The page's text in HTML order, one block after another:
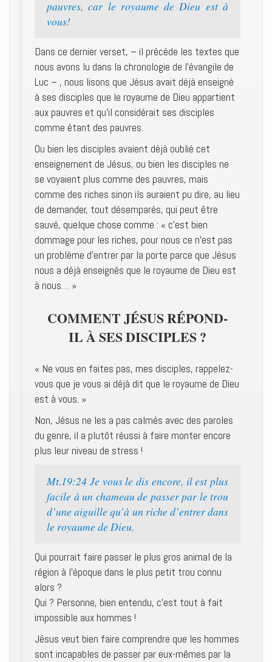
pauvres, car le royaume de Dieu est à
vous!
Dans ce dernier verset, – il précéde les textes que
nous avons lu dans la chronologie de l’évangile de
Luc – , nous lisons que Jésus avait déjà enseigné
à ses disciples que le royaume de Dieu appartient
aux pauvres et qu’il considérait ses disciples
comme étant des pauvres.
Ou bien les disciples avaient déjà oublié cet
enseignement de Jésus, ou bien les disciples ne
se voyaient plus comme des pauvres, mais
comme des riches sinon ils auraient pu dire, au lieu
de demander, tout désemparés, qui peut être
sauvé, quelque chose comme : « c’est bien
dommage pour les riches, pour nous ce n’est pas
un problème d’entrer par la porte parce que Jésus
nous a déjà enseignés que le royaume de Dieu est
à nous… »
COMMENT JÉSUS RÉPOND-
IL À SES DISCIPLES ?
« Ne vous en faites pas, mes disciples, rappelez-
vous que je vous ai déjà dit que le royaume de Dieu
est à vous. »
Non, Jésus ne les a pas calmés avec des paroles
du genre, il a plutôt réussi à faire monter encore
plus leur niveau de stress !
Mt.19:24 Je vous le dis encore, il est plus
facile à un chameau de passer par le trou
d’une aiguille qu’à un riche d’entrer dans
le royaume de Dieu.
Qui pourrait faire passer le plus gros animal de la
région à l’époque dans le plus petit trou connu
alors ?
Qui ? Personne, bien entendu, c’est tout à fait
impossible aux hommes !
Jésus veut bien faire comprendre que les hommes
sont incapables de passer par eux-mêmes par la